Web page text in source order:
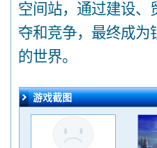
空间站，通过建设、
夺和竞争，最终成为
的世界。
游戏截图